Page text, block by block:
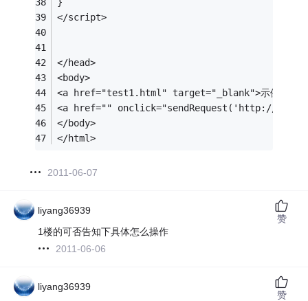
</script>
</head>
<body>
<a href="test1.html" target="_blank">示例1</a>
<a href="" onclick="sendRequest('http://
</body>
</html>
2011-06-07
liyang36939
1楼的可否告知下具体怎么操作
2011-06-06
赞
liyang36939
赞